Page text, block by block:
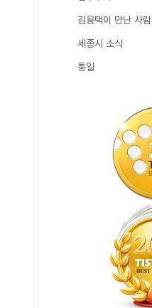
김용택이 만난 사람
세종시 소식
통일